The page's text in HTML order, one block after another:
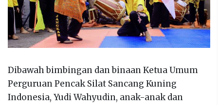
Dibawah bimbingan dan binaan Ketua Umum
Perguruan Pencak Silat Sancang Kuning
Indonesia, Yudi Wahyudin, anak-anak dan